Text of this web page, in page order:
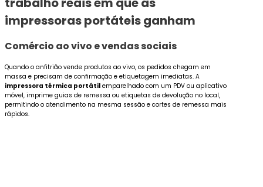
impressoras portáteis ganham
Comércio ao vivo e vendas sociais
Quando o anfitrião vende produtos ao vivo, os pedidos chegam em
massa e precisam de confirmação e etiquetagem imediatas. A
impressora térmica portátil emparelhado com um PDV ou aplicativo
móvel, imprime guias de remessa ou etiquetas de devolução no local,
permitindo o atendimento na mesma sessão e cortes de remessa mais
rápidos.